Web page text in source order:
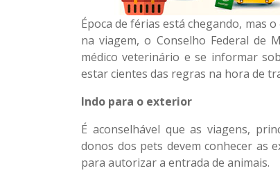
Época de férias está chegando, mas
na viagem, o Conselho Federal de
médico veterinário e se informar
estar cientes das regras na hora de
Indo para o exterior
É aconselhável que as viagens,
donos dos pets devem conhecer as
para autorizar a entrada de animais.